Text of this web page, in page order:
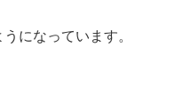
になっています。